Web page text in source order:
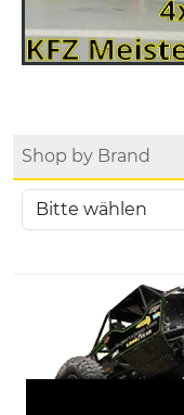
Shop by Brand